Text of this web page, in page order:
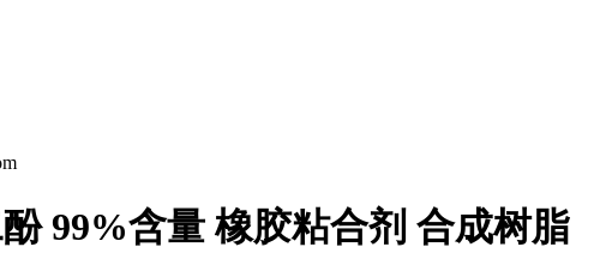
99%含量 橡胶粘合剂 合成树脂